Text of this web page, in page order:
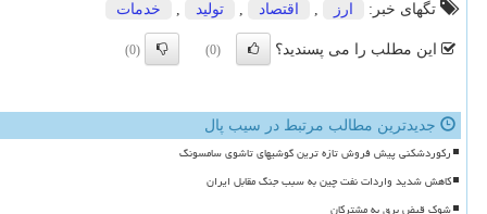
تگهای خبر:
ارز , اقتصاد , تولید , خدمات
این مطلب را می پسندید؟ (0)
(0)
جدیدترین مطالب مرتبط در سیب پال
رکوردشکنی پیش فروش تازه ترین گوشیهای تاشوی سامسونگ
کاهش شدید واردات نفت چین به سبب جنگ مقابل ایران